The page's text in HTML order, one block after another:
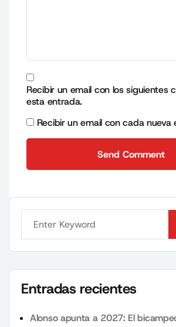
Recibir un email con los siguientes
esta entrada.
Recibir un email con cada nueva
Send Comment
Entradas recientes
Alonso apunta a 2027: El